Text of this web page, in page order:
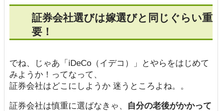
証券会社選びは嫁選びと同じぐらい重
要！
でね、じゃあ「iDeCo（イデコ）」とやらをはじめて
みようか！ってなって、
証券会社はどこにしようか 迷うところよね。。
証券会社は慎重に選ばなきゃ、
自分の老後がかかって